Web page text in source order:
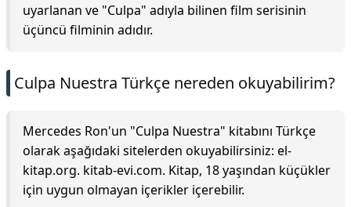
uyarlanan ve "Culpa" adıyla bilinen film serisinin
üçüncü filminin adıdır.
Culpa Nuestra Türkçe nereden okuyabilirim?
Mercedes Ron'un "Culpa Nuestra" kitabını Türkçe
olarak aşağıdaki sitelerden okuyabilirsiniz: el-
kitap.org. kitab-evi.com. Kitap, 18 yaşından küçükler
için uygun olmayan içerikler içerebilir.